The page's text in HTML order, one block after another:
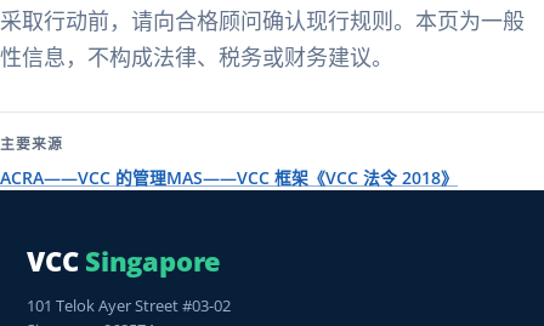
采取行动前，请向合格顾问确认现行规则。本页为一般
性信息，不构成法律、税务或财务建议。
主要来源
ACRA——VCC 的管理MAS——VCC 框架 《VCC 法令 2018》
VCC Singapore
101 Telok Ayer Street #03-02